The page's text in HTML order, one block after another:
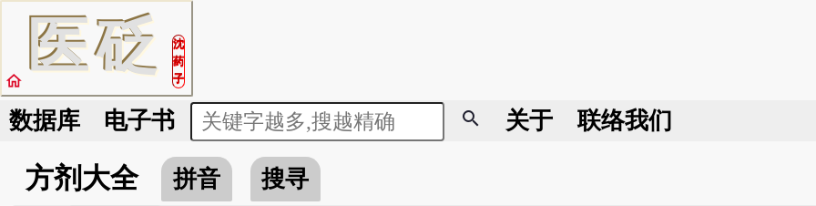
医砭
沈
药
子
home
数据库 电子书 search 关于 联络我们
方剂大全 拼音
搜寻